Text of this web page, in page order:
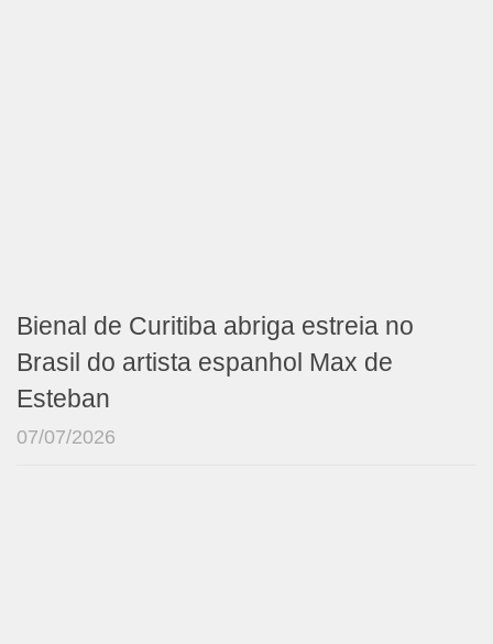
Bienal de Curitiba abriga estreia no
Brasil do artista espanhol Max de
Esteban
07/07/2026